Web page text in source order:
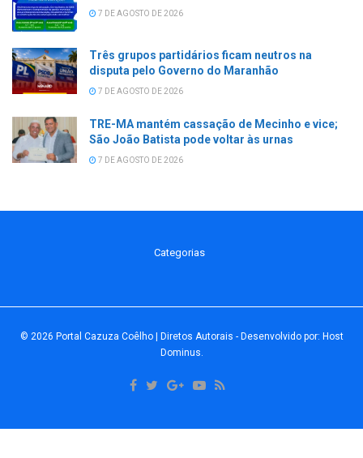
7 DE AGOSTO DE 2026
Três grupos partidários ficam neutros na
disputa pelo Governo do Maranhão
7 DE AGOSTO DE 2026
TRE-MA mantém cassação de Mecinho e vice;
São João Batista pode voltar às urnas
7 DE AGOSTO DE 2026
Categorias
© 2026 Portal Cazuza Coêlho | Diretos Autorais - Desenvolvido por: Host
Dominus.